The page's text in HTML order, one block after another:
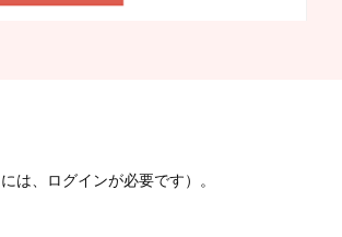
は、ログインが必要です）。